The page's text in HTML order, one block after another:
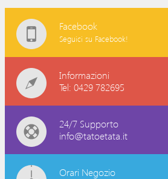
Facebook
Seguici su Facebook!
Informazioni
Tel: 0429 782695
24/7 Supporto
info@tatoetata.it
Orari Negozio